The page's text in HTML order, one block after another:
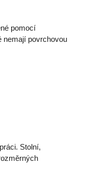
pomocí
nemají povrchovou
Stolní,